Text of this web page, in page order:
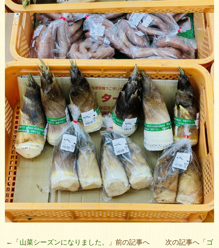
←「山菜シーズンになりました。 」前の記事へ 次の記事へ「ゴ